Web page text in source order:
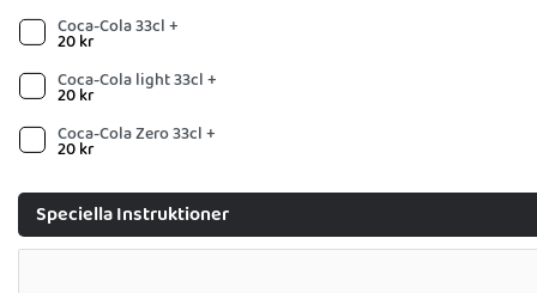
Coca-Cola 33cl +
20kr
Coca-Cola light 33cl +
20kr
Coca-Cola Zero 33cl +
20kr
Speciella Instruktioner